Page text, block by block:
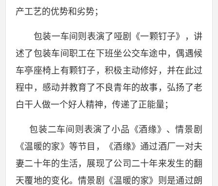
产工艺的优势和劣势；
包装一车间则表演了哑剧《一颗钉子》，讲
述了包装车间职工在下班坐公交车途中，偶遇候
车亭座椅上有颗钉子，积极主动修好，并在此过
程中，感动并教育了不良青年的故事，弘扬了老
白干人做一个好人精神，传递了正能量；
包装二车间则表演了小品《酒缘》、情景剧
《温暖的家》等节目，《酒缘》通过酒厂一对夫
妻二十年的生活，展现了公司二十年来发生的翻
天覆地的变化。情景剧《温暖的家》则是通过朗